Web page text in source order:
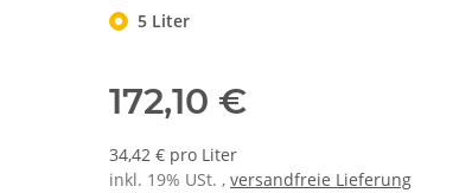
5 Liter
172,10 €
34,42 € pro Liter
inkl. 19% USt. , versandfreie Lieferung